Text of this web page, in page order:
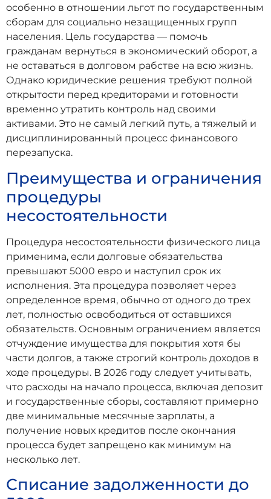
особенно в отношении льгот по государственным
сборам для социально незащищенных групп
населения. Цель государства — помочь
гражданам вернуться в экономический оборот, а
не оставаться в долговом рабстве на всю жизнь.
Однако юридические решения требуют полной
открытости перед кредиторами и готовности
временно утратить контроль над своими
активами. Это не самый легкий путь, а тяжелый и
дисциплинированный процесс финансового
перезапуска.
Преимущества и ограничения
процедуры
несостоятельности
Процедура несостоятельности физического лица
применима, если долговые обязательства
превышают 5000 евро и наступил срок их
исполнения. Эта процедура позволяет через
определенное время, обычно от одного до трех
лет, полностью освободиться от оставшихся
обязательств. Основным ограничением является
отчуждение имущества для покрытия хотя бы
части долгов, а также строгий контроль доходов в
ходе процедуры. В 2026 году следует учитывать,
что расходы на начало процесса, включая депозит
и государственные сборы, составляют примерно
две минимальные месячные зарплаты, а
получение новых кредитов после окончания
процесса будет запрещено как минимум на
несколько лет.
Списание задолженности до